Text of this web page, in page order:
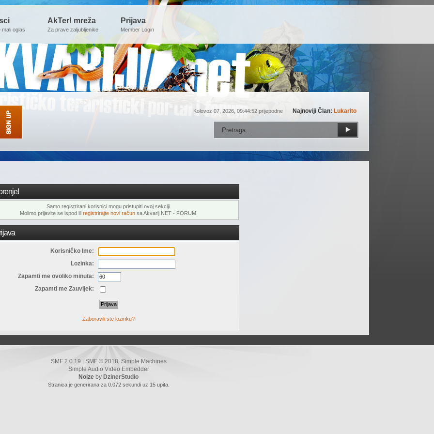
mali oglas
AkTer! mreža
Za prave zaljubljenike
Prijava
Member Login
Kolovoz 07, 2026, 09:44:52 prijepodne Najnoviji Član: Lukarito
Samo registrirani korisnici mogu pristupiti ovoj sekciji.
Molimo prijavite se ispod ili registrirajte novi računsa Akvarij NET - FORUM.
Korisničko Ime:
Lozinka:
Zapamti me ovoliko minuta:
Zapamti me Zauvijek:
Zaboravili ste lozinku?
SMF 2.0.19 SMF © 2018 Simple Machines
Simple Audio Video Embedder
Noize by DzinerStudio
Stranica je generirana za 0.072 sekundi uz 15 upita.